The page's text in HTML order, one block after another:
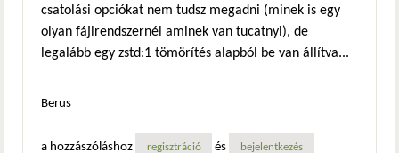
csatolási opciókat nem tudsz megadni (minek is egy
olyan fájlrendszernél aminek van tucatnyi), de
legalább egy zstd:1 tömörítés alapból be van állítva...
Berus
a hozzászóláshoz regisztráció és bejelentkezés